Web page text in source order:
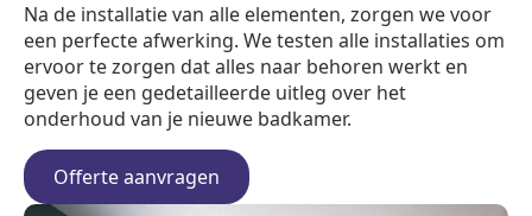
Na de installatie van alle elementen, zorgen we voor
een perfecte afwerking. We testen alle installaties om
ervoor te zorgen dat alles naar behoren werkt en
geven je een gedetailleerde uitleg over het
onderhoud van je nieuwe badkamer.
Offerte aanvragen